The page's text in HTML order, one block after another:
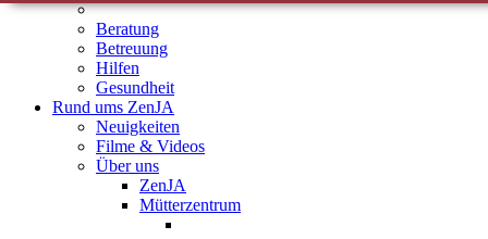
Beratung
Betreuung
Hilfen
Gesundheit
Rund ums ZenJA
Neuigkeiten
Filme & Videos
Über uns
ZenJA
Mütterzentrum